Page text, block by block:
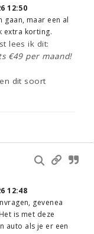
12:50
gaan, maar een al
extra korting.
lees ik dit:
€49 per maand!
dit soort
12:48
gevenea
is met deze
auto als je er een